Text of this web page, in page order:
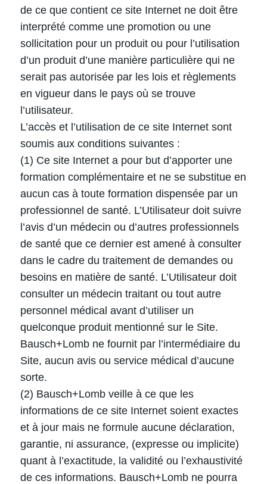
de ce que contient ce site Internet ne doit être
interprété comme une promotion ou une
sollicitation pour un produit ou pour l’utilisation
d’un produit d’une manière particulière qui ne
serait pas autorisée par les lois et règlements
en vigueur dans le pays où se trouve
l’utilisateur.
L’accès et l’utilisation de ce site Internet sont
soumis aux conditions suivantes :
(1) Ce site Internet a pour but d’apporter une
formation complémentaire et ne se substitue en
aucun cas à toute formation dispensée par un
professionnel de santé. L’Utilisateur doit suivre
l’avis d’un médecin ou d’autres professionnels
de santé que ce dernier est amené à consulter
dans le cadre du traitement de demandes ou
besoins en matière de santé. L’Utilisateur doit
consulter un médecin traitant ou tout autre
personnel médical avant d’utiliser un
quelconque produit mentionné sur le Site.
Bausch+Lomb ne fournit par l’intermédiaire du
Site, aucun avis ou service médical d’aucune
sorte.
(2) Bausch+Lomb veille à ce que les
informations de ce site Internet soient exactes
et à jour mais ne formule aucune déclaration,
garantie, ni assurance, (expresse ou implicite)
quant à l’exactitude, la validité ou l’exhaustivité
de ces informations. Bausch+Lomb ne pourra